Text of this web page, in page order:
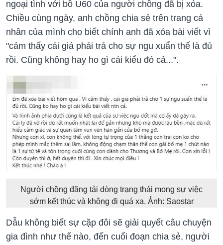
ngoại tình với bồ U60 của người chồng đã bị xóa.
Chiều cùng ngày, anh chồng chia sẻ trên trang cá
nhân của mình cho biết chính anh đã xóa bài viết vì
"cảm thấy cái giá phải trả cho sự ngu xuẩn thế là đủ
rồi. Cũng không hay ho gì cái kiểu đó cả...".
Người chồng đăng tải dòng trạng thái mong sự việc
sớm kết thúc và không đi quá xa. Ảnh: Saostar
Dẫu không biết sự cặp đôi sẽ giải quyết câu chuyện
gia đình như thế nào, đến cuối đoạn chia sẻ, người